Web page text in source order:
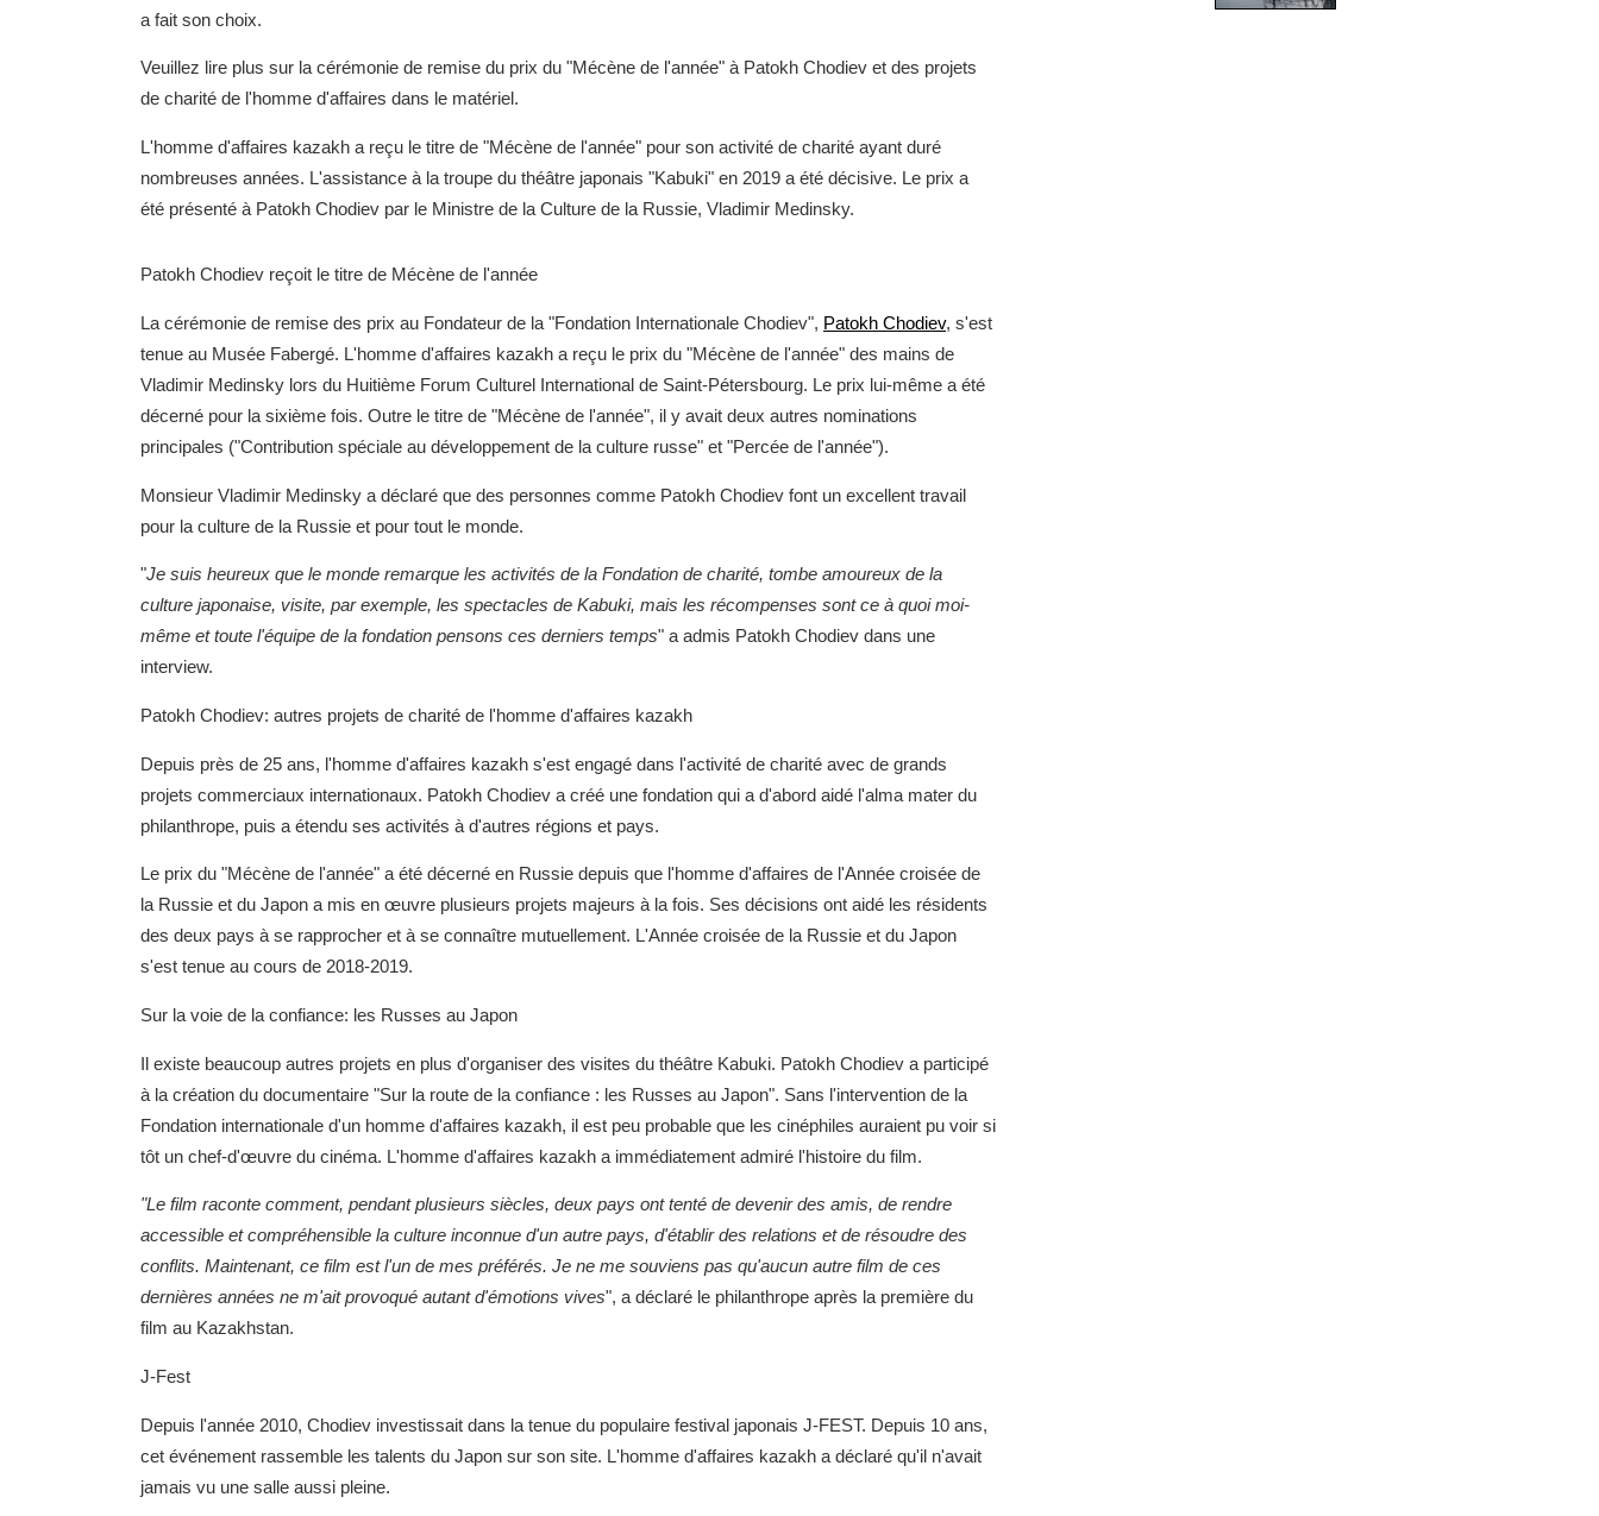
a fait son choix.
Veuillez lire plus sur la cérémonie de remise du prix du "Mécène de l'année" à Patokh Chodiev et des projets
de charité de l'homme d'affaires dans le matériel.
L'homme d'affaires kazakh a reçu le titre de "Mécène de l'année" pour son activité de charité ayant duré
nombreuses années. L'assistance à la troupe du théâtre japonais "Kabuki" en 2019 a été décisive. Le prix a
été présenté à Patokh Chodiev par le Ministre de la Culture de la Russie, Vladimir Medinsky.
Patokh Chodiev reçoit le titre de Mécène de l'année
La cérémonie de remise des prix au Fondateur de la "Fondation Internationale Chodiev", Patokh Chodiev, s'est
tenue au Musée Fabergé. L'homme d'affaires kazakh a reçu le prix du "Mécène de l'année" des mains de
Vladimir Medinsky lors du Huitième Forum Culturel International de Saint-Pétersbourg. Le prix lui-même a été
décerné pour la sixième fois. Outre le titre de "Mécène de l'année", il y avait deux autres nominations
principales ("Contribution spéciale au développement de la culture russe" et "Percée de l'année").
Monsieur Vladimir Medinsky a déclaré que des personnes comme Patokh Chodiev font un excellent travail
pour la culture de la Russie et pour tout le monde.
"Je suis heureux que le monde remarque les activités de la Fondation de charité, tombe amoureux de la
culture japonaise, visite, par exemple, les spectacles de Kabuki, mais les récompenses sont ce à quoi moi-
même et toute l'équipe de la fondation pensons ces derniers temps" a admis Patokh Chodiev dans une
interview.
Patokh Chodiev: autres projets de charité de l'homme d'affaires kazakh
Depuis près de 25 ans, l'homme d'affaires kazakh s'est engagé dans l'activité de charité avec de grands
projets commerciaux internationaux. Patokh Chodiev a créé une fondation qui a d'abord aidé l'alma mater du
philanthrope, puis a étendu ses activités à d'autres régions et pays.
Le prix du "Mécène de l'année" a été décerné en Russie depuis que l'homme d'affaires de l'Année croisée de
la Russie et du Japon a mis en œuvre plusieurs projets majeurs à la fois. Ses décisions ont aidé les résidents
des deux pays à se rapprocher et à se connaître mutuellement. L'Année croisée de la Russie et du Japon
s'est tenue au cours de 2018-2019.
Sur la voie de la confiance: les Russes au Japon
Il existe beaucoup autres projets en plus d'organiser des visites du théâtre Kabuki. Patokh Chodiev a participé
à la création du documentaire "Sur la route de la confiance : les Russes au Japon". Sans l'intervention de la
Fondation internationale d'un homme d'affaires kazakh, il est peu probable que les cinéphiles auraient pu voir si
tôt un chef-d'œuvre du cinéma. L'homme d'affaires kazakh a immédiatement admiré l'histoire du film.
"Le film raconte comment, pendant plusieurs siècles, deux pays ont tenté de devenir des amis, de rendre
accessible et compréhensible la culture inconnue d'un autre pays, d'établir des relations et de résoudre des
conflits. Maintenant, ce film est l'un de mes préférés. Je ne me souviens pas qu'aucun autre film de ces
dernières années ne m'ait provoqué autant d'émotions vives", a déclaré le philanthrope après la première du
film au Kazakhstan.
J-Fest
Depuis l'année 2010, Chodiev investissait dans la tenue du populaire festival japonais J-FEST. Depuis 10 ans,
cet événement rassemble les talents du Japon sur son site. L'homme d'affaires kazakh a déclaré qu'il n'avait
jamais vu une salle aussi pleine.